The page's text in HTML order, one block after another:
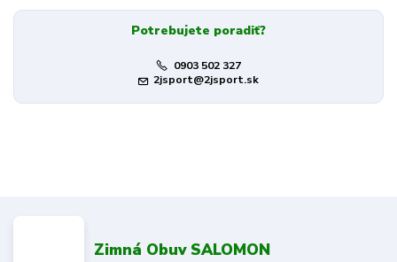
Potrebujete poradiť?
0903 502 327
2jsport@2jsport.sk
Zimná Obuv SALOMON